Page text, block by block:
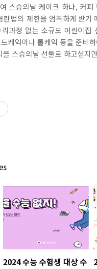
스승의날 케이크 하나, 커
법의 제한을 엄격하게 받
과정 없는 소규모 어린이
케익이나 롤케익 등을 준비
스승의날 선물로 하고싶지
2024 수능 수험생 대상 수